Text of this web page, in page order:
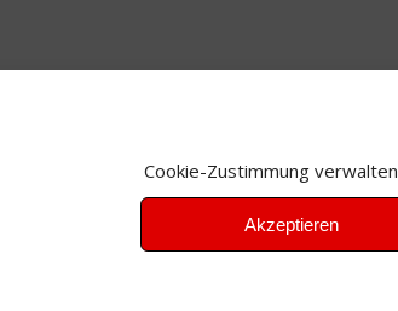
Cookie-Zustimmung verwalten
Akzeptieren